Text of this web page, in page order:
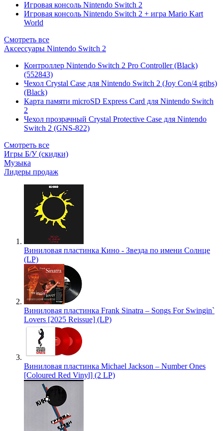
Игровая консоль Nintendo Switch 2
Игровая консоль Nintendo Switch 2 + игра Mario Kart
World
Смотреть все
Аксессуары Nintendo Switch 2
Контроллер Nintendo Switch 2 Pro Controller (Black)
(552843)
Чехол Сrystal Сase для Nintendo Switch 2 (Joy Con/4 gribs)
(Black)
Карта памяти microSD Express Card для Nintendo Switch
2
Чехол прозрачный Crystal Protective Case для Nintendo
Switch 2 (GNS-822)
Смотреть все
Игры Б/У (скидки)
Музыка
Лидеры продаж
Виниловая пластинка Кино - Звезда по имени Солнце
(LP)
Виниловая пластинка Frank Sinatra – Songs For Swingin`
Lovers [2025 Reissue] (LP)
Виниловая пластинка Michael Jackson – Number Ones
[Coloured Red Vinyl] (2 LP)